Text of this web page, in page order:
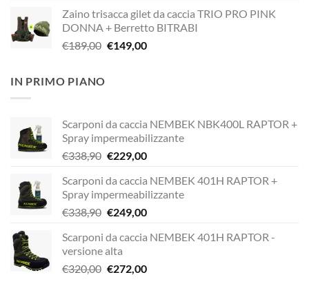
originale
era:
€338,90.
attuale
è:
€249,00.
Zaino trisacca gilet da caccia TRIO PRO PINK
DONNA + Berretto BITRABI
€189,00 Il
€149,00Il
IN PRIMO PIANO
Scarponi da caccia NEMBEK NBK400L RAPTOR +
Spray impermeabilizzante
€338,90 Il
originale
era:
€338,90.
€229,00Il
attuale
è:
€229,00.
Scarponi da caccia NEMBEK 401H RAPTOR +
Spray impermeabilizzante
€338,90 Il
originale
era:
€338,90.
€249,00Il
attuale
€249,00.
Scarponi da caccia NEMBEK 401H RAPTOR -
versione alta
€320,00 Il
€272,00Il